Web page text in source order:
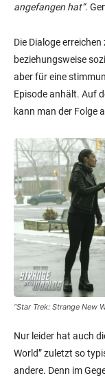
angefangen hat”.
Die Dialoge
beziehungsweise
aber für eine
Episode anhält. Auf
kann man der Folge
“Star Trek: Strange New
Nur leider hat auch
World” zuletzt so
andere. Denn im